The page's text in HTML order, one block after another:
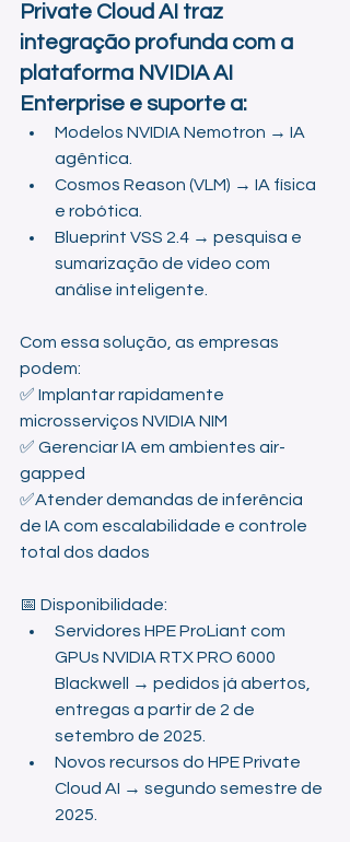
Private Cloud AI traz
integração profunda com a
plataforma NVIDIA AI
Enterprise e suporte a:
Modelos NVIDIA Nemotron → IA
agêntica.
Cosmos Reason (VLM) → IA física
e robótica.
Blueprint VSS 2.4 → pesquisa e
sumarização de vídeo com
análise inteligente.
Com essa solução, as empresas
podem:
✅ Implantar rapidamente
microsserviços NVIDIA NIM
✅ Gerenciar IA em ambientes air-
gapped
✅Atender demandas de inferência
de IA com escalabilidade e controle
total dos dados
📅 Disponibilidade:
Servidores HPE ProLiant com
GPUs NVIDIA RTX PRO 6000
Blackwell → pedidos já abertos,
entregas a partir de 2 de
setembro de 2025.
Novos recursos do HPE Private
Cloud AI → segundo semestre de
2025.